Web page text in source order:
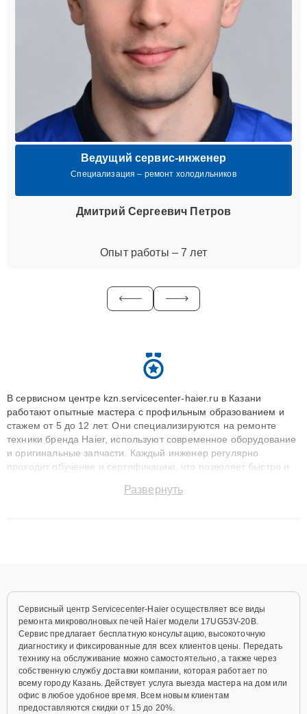
Ведущий сервис-инженер
Специализация – ремонт холодильников
Дмитрий Сергеевич Петров
Опыт работы – 7 лет
В сервисном центре kzn.servicecenter-haier.ru в Казани
работают опытные мастера с профильным образованием и
стажем от 5 до 12 лет. Они специализируются на ремонте
техники бренда Haier, используют современное оборудование
и оригинальные запчасти. Каждый инженер регулярно
проходит обучение и сертификацию, что позволяет быстро и
сохранением гарантии до 3 лет. Наши мастера решают
Развернуть
Сервисный центр Servicecenter-Haier осуществляет все виды
ремонта микроволновых печей Haier модели 17UG53V-20B.
Сервис предлагает бесплатную консультацию, высокоточную
диагностику и фиксированные для всех клиентов цены. Передать
технику на обслуживание можно самостоятельно, а также через
собственную службу доставки компании, которая работает по
всему городу Казань. Действует услуга выезда мастера на дом или
офис в любое удобное время. Всем новым клиентам
предоставляются скидки от 15 до 20%.